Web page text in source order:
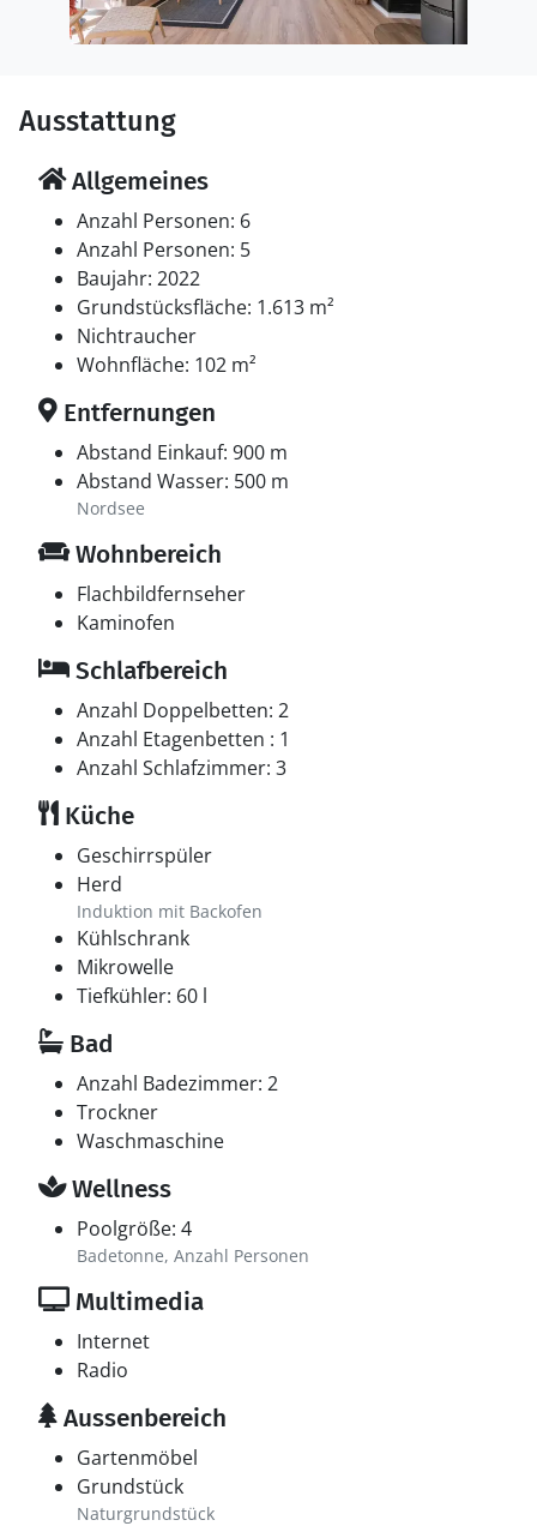
Ausstattung
Allgemeines
Anzahl Personen: 6
Anzahl Personen: 5
Baujahr: 2022
Grundstücksfläche: 1.613 m²
Nichtraucher
Wohnfläche: 102 m²
Entfernungen
Abstand Einkauf: 900 m
Abstand Wasser: 500 m
Nordsee
Wohnbereich
Flachbildfernseher
Kaminofen
Schlafbereich
Anzahl Doppelbetten: 2
Anzahl Etagenbetten : 1
Anzahl Schlafzimmer: 3
Küche
Geschirrspüler
Herd
Induktion mit Backofen
Kühlschrank
Mikrowelle
Tiefkühler: 60 l
Bad
Anzahl Badezimmer: 2
Trockner
Waschmaschine
Wellness
Poolgröße: 4
Badetonne, Anzahl Personen
Multimedia
Internet
Radio
Aussenbereich
Gartenmöbel
Grundstück
Naturgrundstück